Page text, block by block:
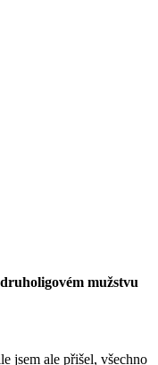
mužstvu
jsem ale přišel, všechno